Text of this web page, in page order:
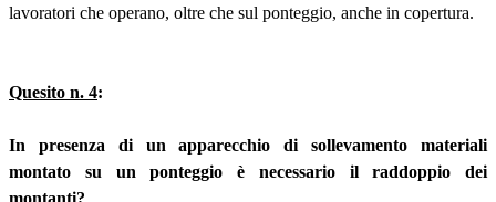
lavoratori che operano, oltre che sul ponteggio, anche in copertura.
Quesito n. 4:
In presenza di un apparecchio di sollevamento materiali
montato su un ponteggio è necessario il raddoppio dei
montanti?